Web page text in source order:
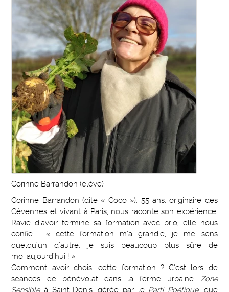
Corinne Barrandon (élève)
Corinne Barrandon (dite « Coco »), 55 ans, originaire des
Cévennes et vivant à Paris, nous raconte son expérience.
Ravie d’avoir terminé sa formation avec brio, elle nous
confie : « cette formation m’a grandie, je me sens
quelqu’un d’autre, je suis beaucoup plus sûre de
moi aujourd’hui ! »
Comment avoir choisi cette formation ? C’est lors de
séances de bénévolat dans la ferme urbaine Zone